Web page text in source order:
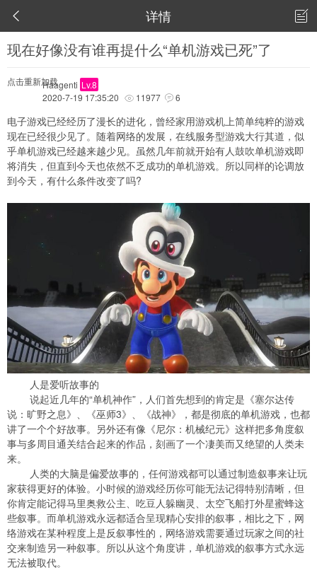
 详情 
现在好像没有谁再提什么“单机游戏已死”了
点击重新加载Haagenti Lv.8
2020-7-19 17:35:20
 11977  6
电子游戏已经经历了漫长的进化，曾经家用游戏机上简单纯粹的游戏
现在已经很少见了。随着网络的发展，在线服务型游戏大行其道，似
乎单机游戏已经越来越少见。虽然几年前就开始有人鼓吹单机游戏即
将消失，但直到今天也依然不乏成功的单机游戏。所以同样的论调放
到今天，有什么条件改变了吗?
人是爱听故事的
说起近几年的“单机神作”，人们首先想到的肯定是《塞尔达传
说：旷野之息》、《巫师3》、《战神》，都是彻底的单机游戏，也都
讲了一个个好故事。另外还有像《尼尔：机械纪元》这样把多角度叙
事与多周目通关结合起来的作品，刻画了一个凄美而又绝望的人类未
来。
人类的大脑是偏爱故事的，任何游戏都可以通过制造叙事来让玩
家获得更好的体验。小时候的游戏经历你可能无法记得特别清晰，但
你肯定能记得马里奥救公主、吃豆人躲幽灵、太空飞船打外星蜜蜂这
些叙事。而单机游戏永远都适合呈现精心安排的叙事，相比之下，网
络游戏在某种程度上是反叙事性的，网络游戏需要通过玩家之间的社
交来制造另一种叙事。所以从这个角度讲，单机游戏的叙事方式永远
无法被取代。